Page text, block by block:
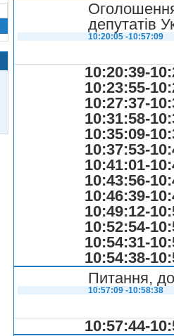
депутатів
10:20:05 -10:57:09
10:20:39-
10:23:55-
10:27:37-
10:31:58-
10:35:09-
10:37:53-
10:41:01-
10:43:56-
10:46:39-
10:49:12-
10:52:54-
10:54:31-
10:54:38-
Питання,
10:57:09 -10:58:38
10:57:44-